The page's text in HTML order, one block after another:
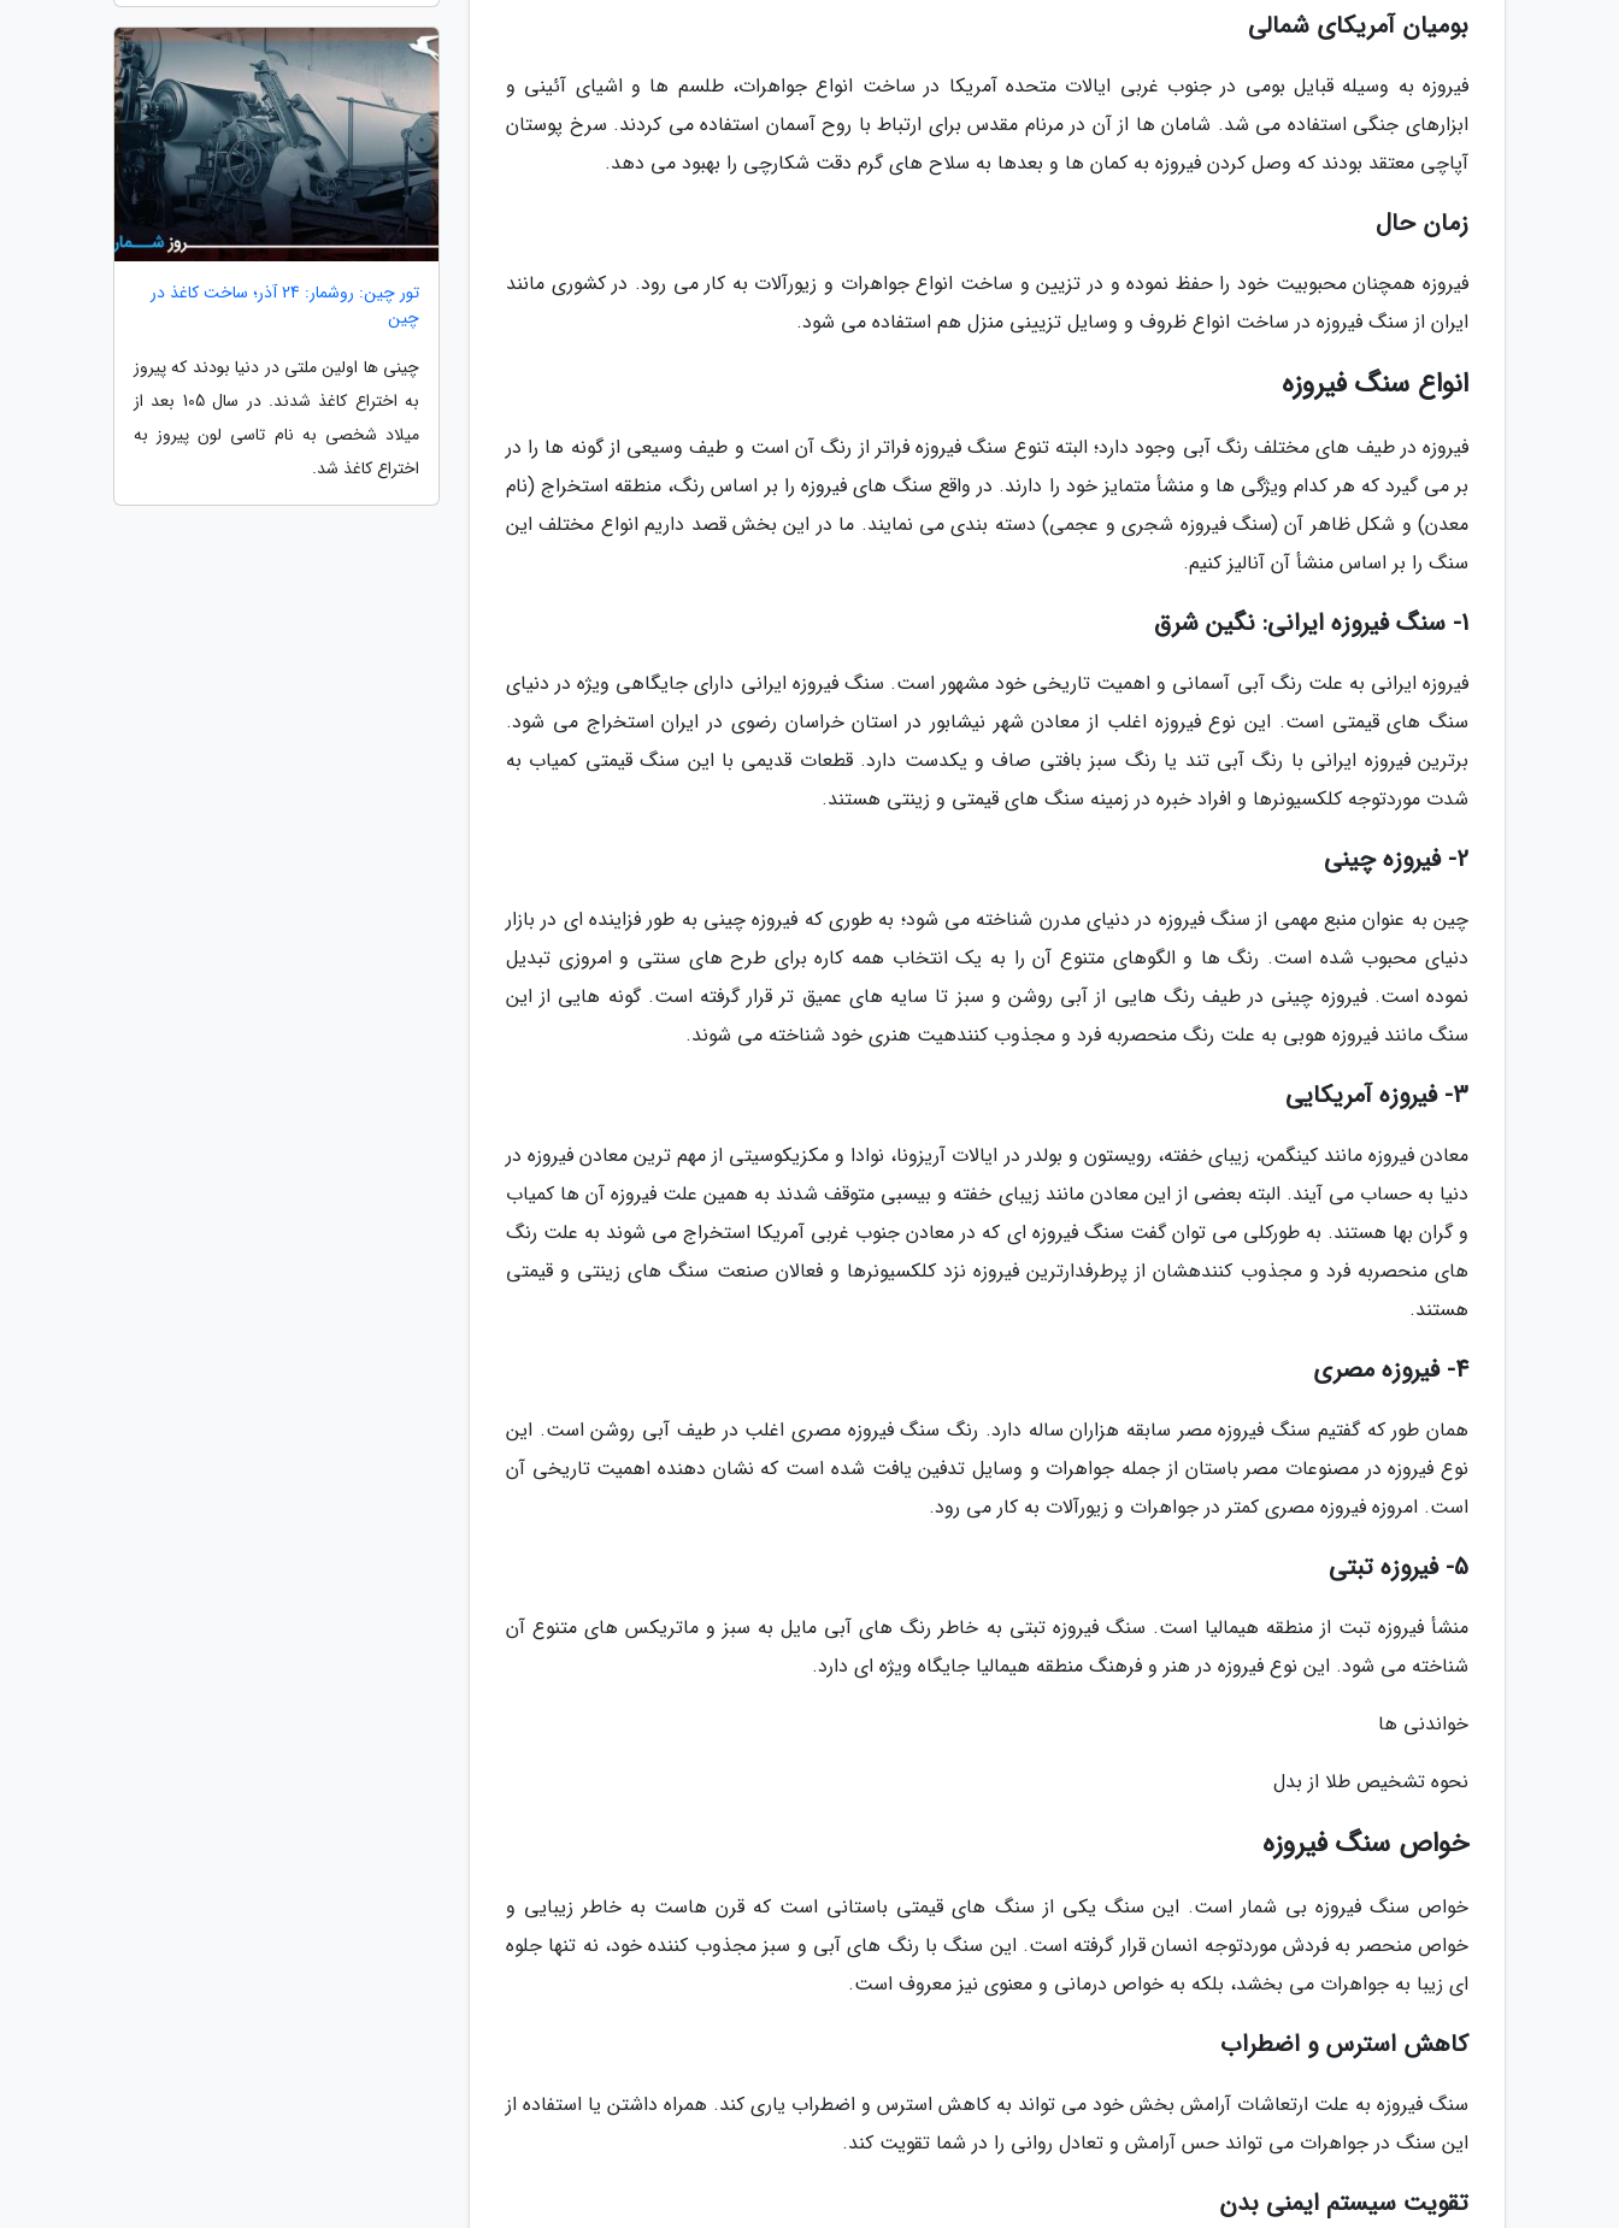
بومیان آمریکای شمالی
فیروزه به وسیله قبایل بومی در جنوب غربی ایالات متحده آمریکا در ساخت انواع جواهرات، طلسم ها و اشیای آئینی و
ابزارهای جنگی استفاده می شد. شامان ها از آن در مرنام مقدس برای ارتباط با روح آسمان استفاده می کردند. سرخ پوستان
آپاچی معتقد بودند که وصل کردن فیروزه به کمان ها و بعدها به سلاح های گرم دقت شکارچی را بهبود می دهد.
زمان حال
فیروزه همچنان محبوبیت خود را حفظ نموده و در تزیین و ساخت انواع جواهرات و زیورآلات به کار می رود. در کشوری مانند
ایران از سنگ فیروزه در ساخت انواع ظروف و وسایل تزیینی منزل هم استفاده می شود.
انواع سنگ فیروزه
فیروزه در طیف های مختلف رنگ آبی وجود دارد؛ البته تنوع سنگ فیروزه فراتر از رنگ آن است و طیف وسیعی از گونه ها را در
بر می گیرد که هر کدام ویژگی ها و منشأ متمایز خود را دارند. در واقع سنگ های فیروزه را بر اساس رنگ، منطقه استخراج (نام
معدن) و شکل ظاهر آن (سنگ فیروزه شجری و عجمی) دسته بندی می نمایند. ما در این بخش قصد داریم انواع مختلف این
سنگ را بر اساس منشأ آن آنالیز کنیم.
1- سنگ فیروزه ایرانی: نگین شرق
فیروزه ایرانی به علت رنگ آبی آسمانی و اهمیت تاریخی خود مشهور است. سنگ فیروزه ایرانی دارای جایگاهی ویژه در دنیای
سنگ های قیمتی است. این نوع فیروزه اغلب از معادن شهر نیشابور در استان خراسان رضوی در ایران استخراج می شود.
برترین فیروزه ایرانی با رنگ آبی تند یا رنگ سبز بافتی صاف و یکدست دارد. قطعات قدیمی با این سنگ قیمتی کمیاب به
شدت موردتوجه کلکسیونرها و افراد خبره در زمینه سنگ های قیمتی و زینتی هستند.
2- فیروزه چینی
چین به عنوان منبع مهمی از سنگ فیروزه در دنیای مدرن شناخته می شود؛ به طوری که فیروزه چینی به طور فزاینده ای در بازار
دنیای محبوب شده است. رنگ ها و الگوهای متنوع آن را به یک انتخاب همه کاره برای طرح های سنتی و امروزی تبدیل
نموده است. فیروزه چینی در طیف رنگ هایی از آبی روشن و سبز تا سایه های عمیق تر قرار گرفته است. گونه هایی از این
سنگ مانند فیروزه هوبی به علت رنگ منحصربه فرد و مجذوب کنندهیت هنری خود شناخته می شوند.
3- فیروزه آمریکایی
معادن فیروزه مانند کینگمن، زیبای خفته، رویستون و بولدر در ایالات آریزونا، نوادا و مکزیکوسیتی از مهم ترین معادن فیروزه در
دنیا به حساب می آیند. البته بعضی از این معادن مانند زیبای خفته و بیسبی متوقف شدند به همین علت فیروزه آن ها کمیاب
و گران بها هستند. به طورکلی می توان گفت سنگ فیروزه ای که در معادن جنوب غربی آمریکا استخراج می شوند به علت رنگ
های منحصربه فرد و مجذوب کنندهشان از پرطرفدارترین فیروزه نزد کلکسیونرها و فعالان صنعت سنگ های زینتی و قیمتی
هستند.
4- فیروزه مصری
همان طور که گفتیم سنگ فیروزه مصر سابقه هزاران ساله دارد. رنگ سنگ فیروزه مصری اغلب در طیف آبی روشن است. این
نوع فیروزه در مصنوعات مصر باستان از جمله جواهرات و وسایل تدفین یافت شده است که نشان دهنده اهمیت تاریخی آن
است. امروزه فیروزه مصری کمتر در جواهرات و زیورآلات به کار می رود.
5- فیروزه تبتی
منشأ فیروزه تبت از منطقه هیمالیا است. سنگ فیروزه تبتی به خاطر رنگ های آبی مایل به سبز و ماتریکس های متنوع آن
شناخته می شود. این نوع فیروزه در هنر و فرهنگ منطقه هیمالیا جایگاه ویژه ای دارد.
خواندنی ها
نحوه تشخیص طلا از بدل
خواص سنگ فیروزه
خواص سنگ فیروزه بی شمار است. این سنگ یکی از سنگ های قیمتی باستانی است که قرن هاست به خاطر زیبایی و
خواص منحصر به فردش موردتوجه انسان قرار گرفته است. این سنگ با رنگ های آبی و سبز مجذوب کننده خود، نه تنها جلوه
ای زیبا به جواهرات می بخشد، بلکه به خواص درمانی و معنوی نیز معروف است.
کاهش استرس و اضطراب
سنگ فیروزه به علت ارتعاشات آرامش بخش خود می تواند به کاهش استرس و اضطراب یاری کند. همراه داشتن یا استفاده از
این سنگ در جواهرات می تواند حس آرامش و تعادل روانی را در شما تقویت کند.
تقویت سیستم ایمنی بدن
تور چین: روشمار: 24 آذر؛ ساخت کاغذ در
چین
چینى ها اولین ملتى در دنیا بودند که پیروز
به اختراع کاغذ شدند. در سال 105 بعد از
میلاد شخصى به نام تاسى لون پیروز به
اختراع کاغذ شد.